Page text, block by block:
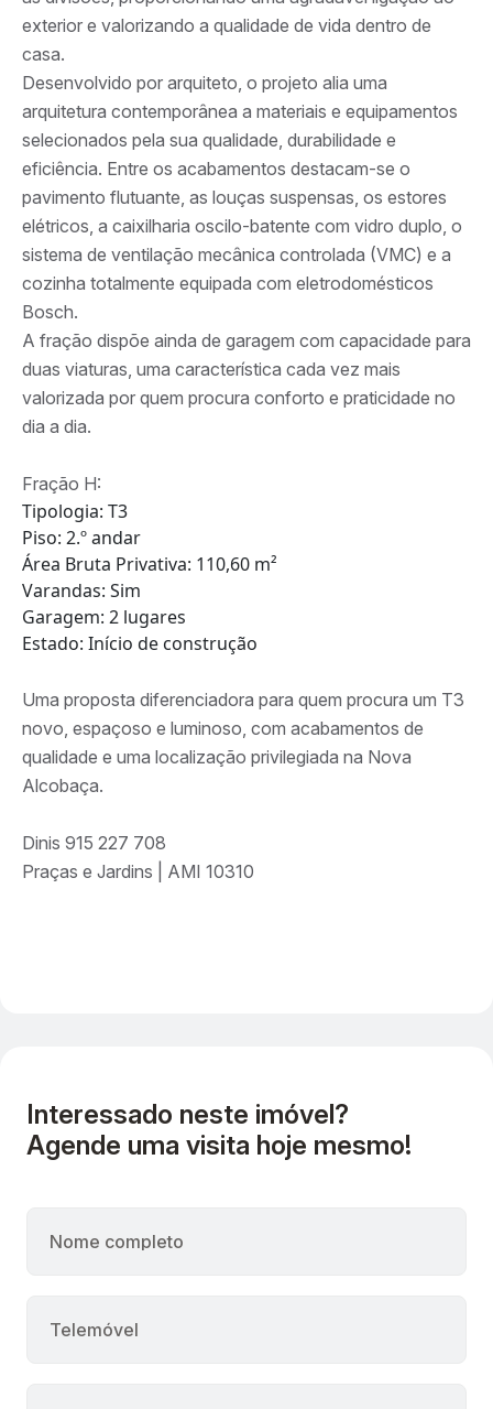
exterior e valorizando a qualidade de vida dentro de
casa.
Desenvolvido por arquiteto, o projeto alia uma
arquitetura contemporânea a materiais e equipamentos
selecionados pela sua qualidade, durabilidade e
eficiência. Entre os acabamentos destacam-se o
pavimento flutuante, as louças suspensas, os estores
elétricos, a caixilharia oscilo-batente com vidro duplo, o
sistema de ventilação mecânica controlada (VMC) e a
cozinha totalmente equipada com eletrodomésticos
Bosch.
A fração dispõe ainda de garagem com capacidade para
duas viaturas, uma característica cada vez mais
valorizada por quem procura conforto e praticidade no
dia a dia.
Fração H:
Tipologia: T3
Piso: 2.º andar
Área Bruta Privativa: 110,60 m²
Varandas: Sim
Garagem: 2 lugares
Estado: Início de construção
Uma proposta diferenciadora para quem procura um T3
novo, espaçoso e luminoso, com acabamentos de
qualidade e uma localização privilegiada na Nova
Alcobaça.
Dinis 915 227 708
Praças e Jardins | AMI 10310
Interessado neste imóvel?
Agende uma visita hoje mesmo!